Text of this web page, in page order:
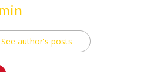
See author's posts